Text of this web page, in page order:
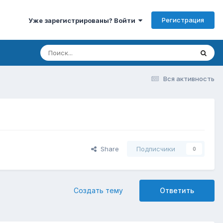
Уже зарегистрированы? Войти Регистрация
Вся активность
Share Подписчики 0
Ответить
Создать тему